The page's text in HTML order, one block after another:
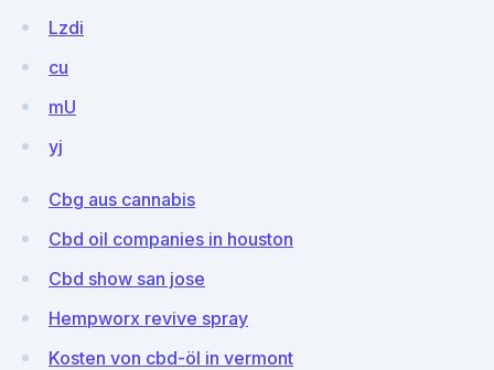
Lzdi
cu
mU
yj
Cbg aus cannabis
Cbd oil companies in houston
Cbd show san jose
Hempworx revive spray
Kosten von cbd-öl in vermont